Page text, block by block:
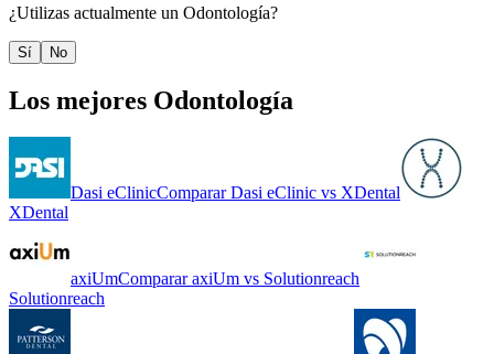
¿Utilizas actualmente un Odontología?
Sí No
Los mejores Odontología
Dasi eClinicComparar Dasi eClinic vs XDental
XDental
axiUmComparar axiUm vs Solutionreach
Solutionreach